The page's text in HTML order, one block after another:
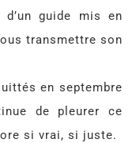
guide mis en
transmettre son
en septembre
de pleurer ce
si vrai, si juste.